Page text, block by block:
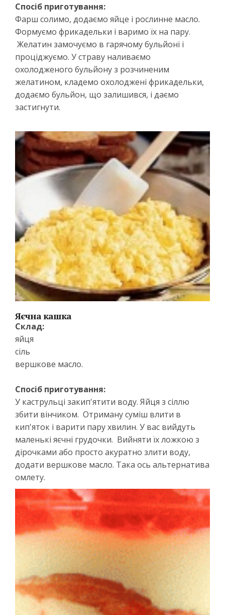
Спосіб приготування:
Фарш солимо, додаємо яйце і рослинне масло.
Формуємо фрикадельки і варимо їх на пару.
Желатин замочуємо в гарячому бульйоні і
проціджуємо. У страву наливаємо
охолодженого бульйону з розчиненим
желатином, кладемо охолоджені фрикадельки,
додаємо бульйон, що залишився, і даємо
застигнути.
Яєчна кашка
Склад:
яйця
сіль
вершкове масло.
Спосіб приготування:
У каструльці закип'ятити воду. Яйця з сіллю
збити вінчиком. Отриману суміш влити в
кип'яток і варити пару хвилин. У вас вийдуть
маленькі яєчні грудочки. Вийняти їх ложкою з
дірочками або просто акуратно злити воду,
додати вершкове масло. Така ось альтернатива
омлету.